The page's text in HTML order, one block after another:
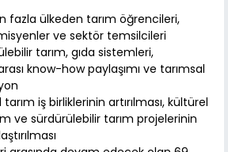
fazla ülkeden tarım öğrencileri,
ve sektör temsilcileri
tarım, gıda sistemleri,
know-how paylaşımı ve tarımsal
tarım iş birliklerinin artırılması, kültürel
ve sürdürülebilir tarım projelerinin